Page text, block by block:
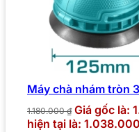
Máy chà nhám tròn
1.180.000₫ Giá gốc là:
hiện tại là: